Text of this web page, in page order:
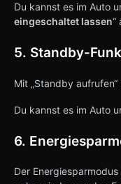
Du kannst es im Auto
eingeschaltet lassen“
5. Standby-
Mit „Standby
Du kannst es im Auto
6.
Der